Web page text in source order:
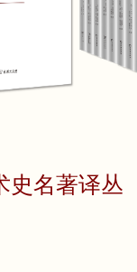
史名著译丛